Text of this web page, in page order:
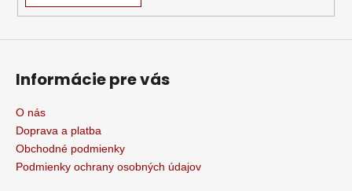
Informácie pre vás
O nás
Doprava a platba
Obchodné podmienky
Podmienky ochrany osobných údajov